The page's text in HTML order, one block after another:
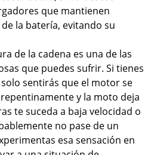
que mantienen
la batería, evitando su
de la cadena es una de las
que puedes sufrir. Si tienes
sentirás que el motor se
y la moto deja
te suceda a baja velocidad o
no pase de un
esa sensación en